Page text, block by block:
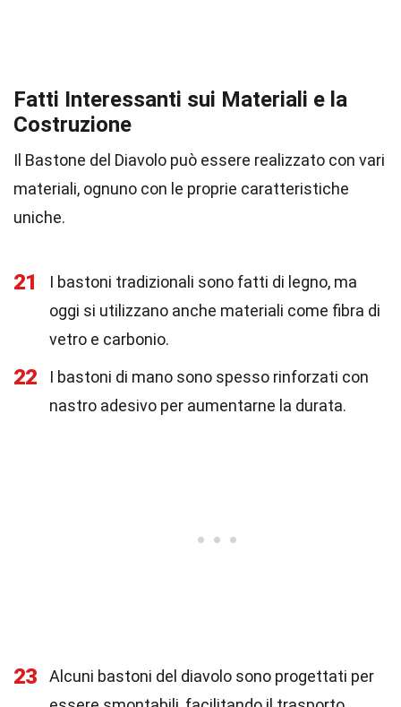
Fatti Interessanti sui Materiali e la
Costruzione
Il Bastone del Diavolo può essere realizzato con vari
materiali, ognuno con le proprie caratteristiche
uniche.
21
I bastoni tradizionali sono fatti di legno, ma
oggi si utilizzano anche materiali come fibra di
vetro e carbonio.
22
I bastoni di mano sono spesso rinforzati con
nastro adesivo per aumentarne la durata.
23
Alcuni bastoni del diavolo sono progettati per